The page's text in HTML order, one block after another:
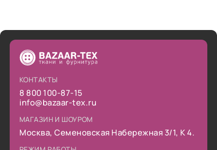
КОНТАКТЫ
8 800 100-87-15
info@bazaar-tex.ru
МАГАЗИН И ШОУРОМ
Москва, Семеновская Набережная 3/1, К 4.